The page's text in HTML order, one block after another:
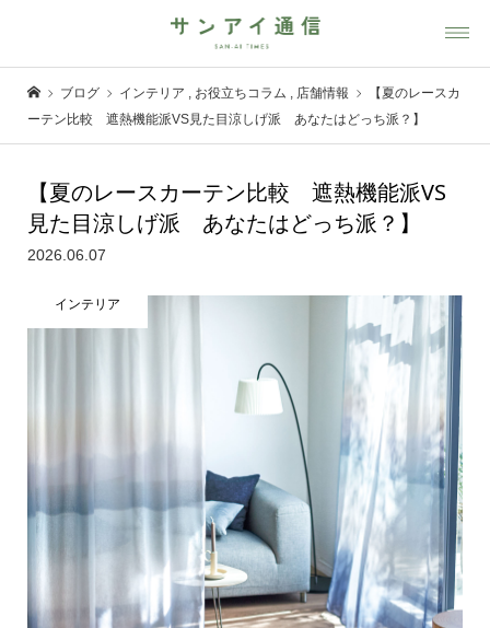
ブログ インテリア , お役立ちコラム , 店舗情報
【夏のレースカ
ーテン比較 遮熱機能派VS見た目涼しげ派 あなたはどっち派？】
【夏のレースカーテン比較 遮熱機能派VS
見た目涼しげ派 あなたはどっち派？】
2026.06.07
インテリア